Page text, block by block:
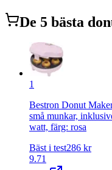
De 5 bästa
1
Bestron Donut
små munkar,
watt, färg: rosa
Bäst i test286 kr
9.71